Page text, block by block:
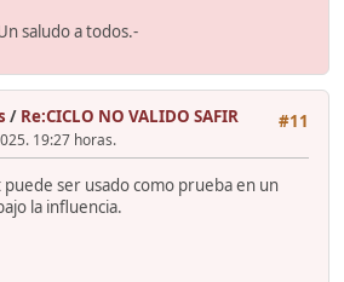
saludo a todos.-
#11
/ Re:CICLO NO VALIDO SAFIR
19:27 horas.
ser usado como prueba en un
la influencia.